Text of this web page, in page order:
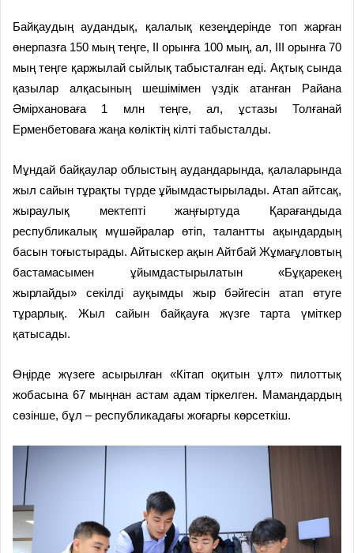
Байқаудың аудандық, қалалық кезеңдерінде топ жарған
өнерпазға 150 мың теңге, II орынға 100 мың, ал, III орынға 70
мың теңге қаржылай сыйлық табысталған еді. Ақтық сында
қазылар алқасының шешімімен үздік атанған Райана
Әмірхановаға 1 млн теңге, ал, ұстазы Толғанай
Ерменбетоваға жаңа көліктің кілті табысталды.
Мұндай байқаулар облыстың аудандарында, қалаларында
жыл сайын тұрақты түрде ұйымдастырылады. Атап айтсақ,
жыраулық мектепті жаңғыртуда Қарағандыда
республикалық мүшәйралар өтіп, талантты ақындардың
басын тоғыстырады. Айтыскер ақын Айтбай Жұмағұловтың
бас­тамасымен ұйымдастырылатын «Бұқарекең
жырлайды» секілді ауқымды жыр бәйгесін атап өтуге
тұрарлық. Жыл сайын байқауға жүзге тарта үміткер
қатысады.
Өңірде жүзеге асырылған «Кітап оқитын ұлт» пилоттық
жобасына 67 мыңнан астам адам тіркелген. Мамандардың
сөзінше, бұл – республикадағы жоғарғы көрсеткіш.